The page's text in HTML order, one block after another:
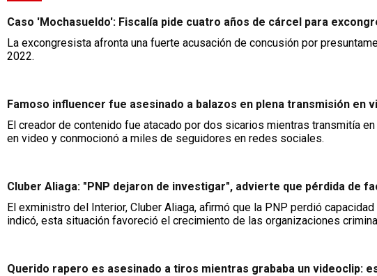
Caso 'Mochasueldo': Fiscalía pide cuatro años de cárcel para
La excongresista afronta una fuerte acusación de concusión por
2022.
Famoso influencer fue asesinado a balazos en plena transmisión en
El creador de contenido fue atacado por dos sicarios mientras transmitía
en video y conmocionó a miles de seguidores en redes sociales.
Cluber Aliaga: "PNP dejaron de investigar", advierte que pérdida de
El exministro del Interior, Cluber Aliaga, afirmó que la PNP perdió
indicó, esta situación favoreció el crecimiento de las organizaciones
Querido rapero es asesinado a tiros mientras grababa un videoclip: